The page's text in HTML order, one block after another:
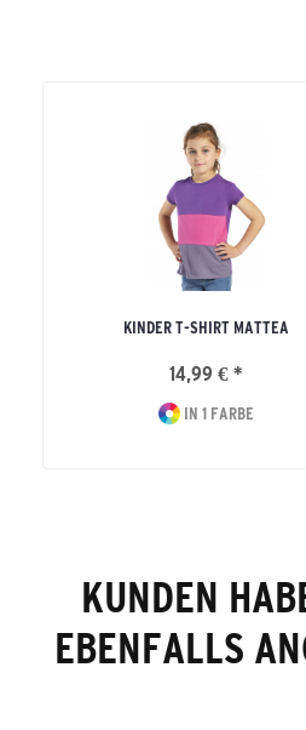
KINDER T-SHIRT MATTEA
14,99 € *
IN 1 FARBE
KUNDEN
EBENFALLS